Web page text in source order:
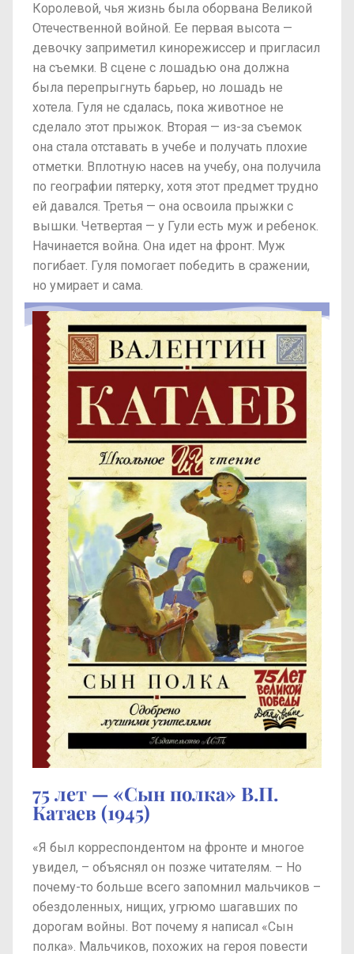
Королевой, чья жизнь была оборвана Великой
Отечественной войной. Ее первая высота —
девочку заприметил кинорежиссер и пригласил
на съемки. В сцене с лошадью она должна
была перепрыгнуть барьер, но лошадь не
хотела. Гуля не сдалась, пока животное не
сделало этот прыжок. Вторая — из-за съемок
она стала отставать в учебе и получать плохие
отметки. Вплотную насев на учебу, она получила
по географии пятерку, хотя этот предмет трудно
ей давался. Третья — она освоила прыжки с
вышки. Четвертая — у Гули есть муж и ребенок.
Начинается война. Она идет на фронт. Муж
погибает. Гуля помогает победить в сражении,
но умирает и сама.
75 лет — «Сын полка» В.П.
Катаев (1945)
«Я был корреспондентом на фронте и многое
увидел, – объяснял он позже читателям. – Но
почему-то больше всего запомнил мальчиков –
обездоленных, нищих, угрюмо шагавших по
дорогам войны. Вот почему я написал «Сын
полка». Мальчиков, похожих на героя повести